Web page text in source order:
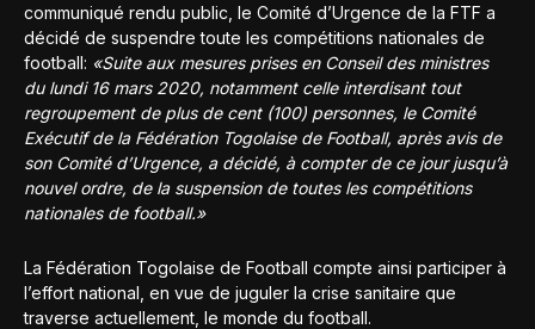
communiqué rendu public, le Comité d’Urgence de la FTF a
décidé de suspendre toute les compétitions nationales de
football: «Suite aux mesures prises en Conseil des ministres
du lundi 16 mars 2020, notamment celle interdisant tout
regroupement de plus de cent (100) personnes, le Comité
Exécutif de la Fédération Togolaise de Football, après avis de
son Comité d’Urgence, a décidé, à compter de ce jour jusqu’à
nouvel ordre, de la suspension de toutes les compétitions
nationales de football.»
La Fédération Togolaise de Football compte ainsi participer à
l’effort national, en vue de juguler la crise sanitaire que
traverse actuellement, le monde du football.